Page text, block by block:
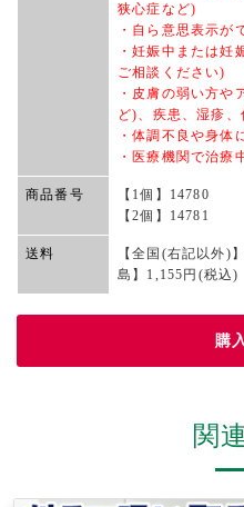
狭心症など)
・自ら意思表示が
・妊娠中または妊
ご相談ください)
・皮膚の弱い方や
ど)、疾患、湿疹
・体調不良や身体
・医療機関で治療
商品番号
【1個】14780
【2個】14781
送料
【全国(右記以外)
島】1,155円(税込)
購
関